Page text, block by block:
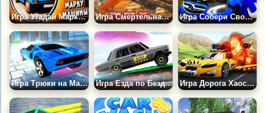
Игра Угадай Марку Машины Игра Смертельная Погоня 3 Игра Собери Свой Мерс 3Д
Игра Трюки на Машинах в Городе 3 Игра Езда по Бездорожью России 2 Игра Дорога Хаоса: Гонки на Боевых Машинах